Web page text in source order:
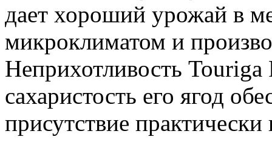
дает хороший урожай в
микроклиматом и
Неприхотливость Touriga
сахаристость его ягод
присутствие